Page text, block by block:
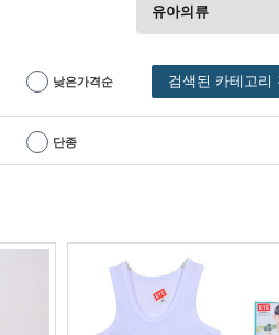
유아의류
낮은가격순 검색된 카테고리
단종